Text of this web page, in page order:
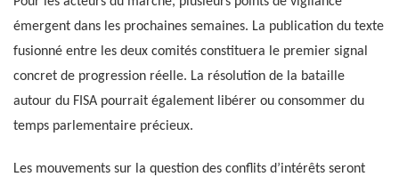
émergent dans les prochaines semaines. La publication du texte
fusionné entre les deux comités constituera le premier signal
concret de progression réelle. La résolution de la bataille
autour du FISA pourrait également libérer ou consommer du
temps parlementaire précieux.
Les mouvements sur la question des conflits d’intérêts seront